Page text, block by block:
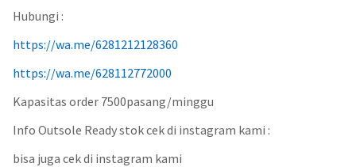
Hubungi :
https://wa.me/6281212128360
https://wa.me/628112772000
Kapasitas order 7500pasang/minggu
Info Outsole Ready stok cek di instagram kami :
bisa juga cek di instagram kami